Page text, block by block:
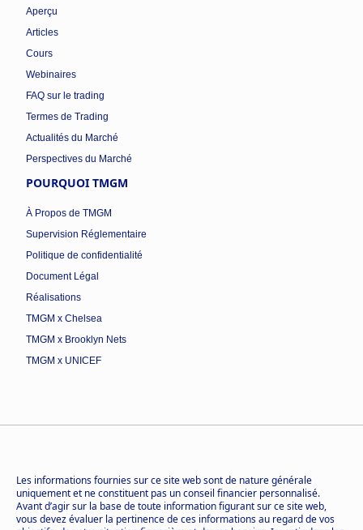
Aperçu
Articles
Cours
Webinaires
FAQ sur le trading
Termes de Trading
Actualités du Marché
Perspectives du Marché
POURQUOI TMGM
À Propos de TMGM
Supervision Réglementaire
Politique de confidentialité
Document Légal
Réalisations
TMGM x Chelsea
TMGM x Brooklyn Nets
TMGM x UNICEF
Les informations fournies sur ce site web sont de nature générale
uniquement et ne constituent pas un conseil financier personnalisé.
Avant d’agir sur la base de toute information figurant sur ce site web,
vous devez évaluer la pertinence de ces informations au regard de vos